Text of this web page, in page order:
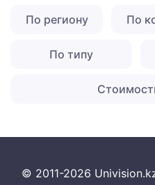
По региону По
По типу
© 2011-2026